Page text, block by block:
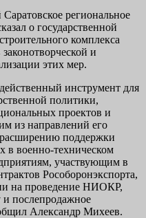
региональное
о государственной
комплекса
и
этих мер.
инструмент для
политики,
проектов и
из направлений его
расширению поддержки
военно-техническом
участвующим в
Рособоронэкспорта,
на проведение НИОКР,
послепродажное
Александр Михеев.